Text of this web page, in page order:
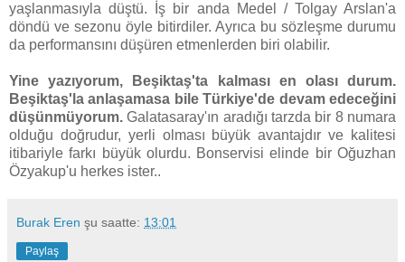
yaşlanmasıyla düştü. İş bir anda Medel / Tolgay Arslan'a
döndü ve sezonu öyle bitirdiler. Ayrıca bu sözleşme durumu
da performansını düşüren etmenlerden biri olabilir.
Yine yazıyorum, Beşiktaş'ta kalması en olası durum.
Beşiktaş'la anlaşamasa bile Türkiye'de devam edeceğini
düşünmüyorum. Galatasaray'ın aradığı tarzda bir 8 numara
olduğu doğrudur, yerli olması büyük avantajdır ve kalitesi
itibariyle farkı büyük olurdu. Bonservisi elinde bir Oğuzhan
Özyakup'u herkes ister..
Burak Eren şu saatte: 13:01
Paylaş